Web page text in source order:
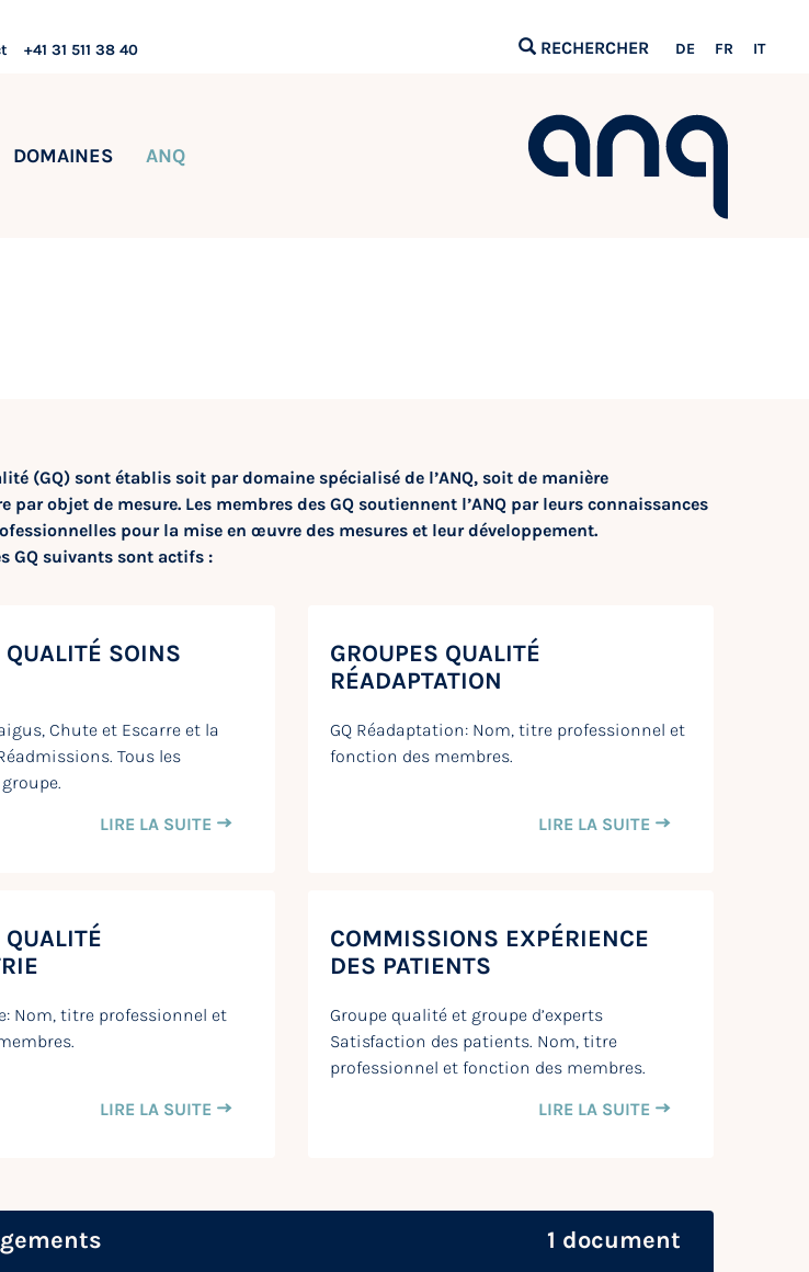
+41 31 511 38 40 RECHERCHER DE FR IT
DOMAINES ANQ
(GQ) sont établis soit par domaine spécialisé de l’ANQ, soit de manière
objet de mesure. Les membres des GQ soutiennent l’ANQ par leurs connaissances
pour la mise en œuvre des mesures et leur développement.
GQ suivants sont actifs :
QUALITÉ SOINS
Chute et Escarre et la
Tous les
LIRE LA SUITE
GROUPES QUALITÉ
RÉADAPTATION
GQ Réadaptation: Nom, titre professionnel et
fonction des membres.
LIRE LA SUITE
QUALITÉ
Nom, titre professionnel et
LIRE LA SUITE
COMMISSIONS EXPÉRIENCE
DES PATIENTS
Groupe qualité et groupe d’experts
Satisfaction des patients. Nom, titre
professionnel et fonction des membres.
LIRE LA SUITE
1 document